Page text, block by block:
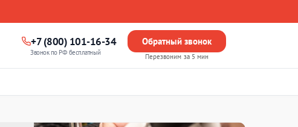
+7 (800) 101-16-34
Звонок по РФ бесплатный
Обратный звонок
Перезвоним за 5 мин